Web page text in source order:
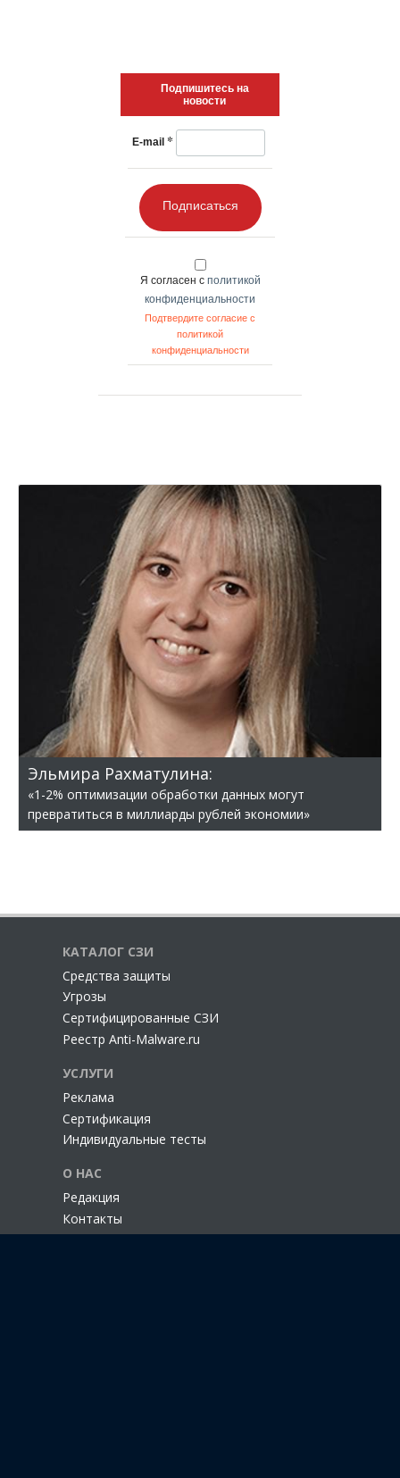
Подпишитесь на
новости
E-mail *
Подписаться
Я согласен с политикой
конфиденциальности
Подтвердите согласие с
политикой
конфиденциальности
Эльмира Рахматулина:
«1-2% оптимизации обработки данных могут
превратиться в миллиарды рублей экономии»
КАТАЛОГ СЗИ
Cредства защиты
Угрозы
Сертифицированные СЗИ
Реестр Anti-Malware.ru
УСЛУГИ
Реклама
Сертификация
Индивидуальные тесты
О НАС
Редакция
Контакты
Авторы